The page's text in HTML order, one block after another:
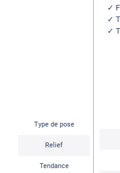
Type de pose
Relief
Tendance